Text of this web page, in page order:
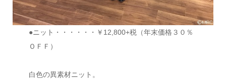
●ニット・・・・・・￥12,800+税（年末価格３０％
ＯＦＦ）
白色の異素材ニット。